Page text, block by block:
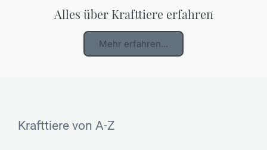
Alles über Krafttiere erfahren
Mehr erfahren...
Krafttiere von A-Z